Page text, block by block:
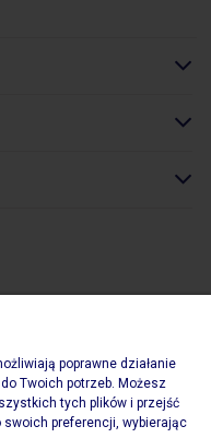
poprawne działanie
Twoich potrzeb. Możesz
tych plików i przejść
preferencji, wybierając